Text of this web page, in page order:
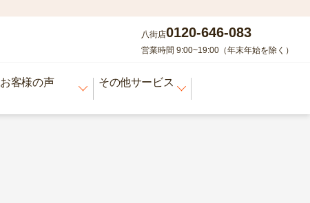
八街店0120-646-083
営業時間 9:00~19:00（年末年始を除く）
お客様の声 その他サービス